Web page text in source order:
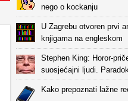
nego o kockanju
U Zagrebu otvoren prvi
knjigama na engleskom
Stephen King: Horor-
suosjećajni ljudi.
Kako prepoznati lažne